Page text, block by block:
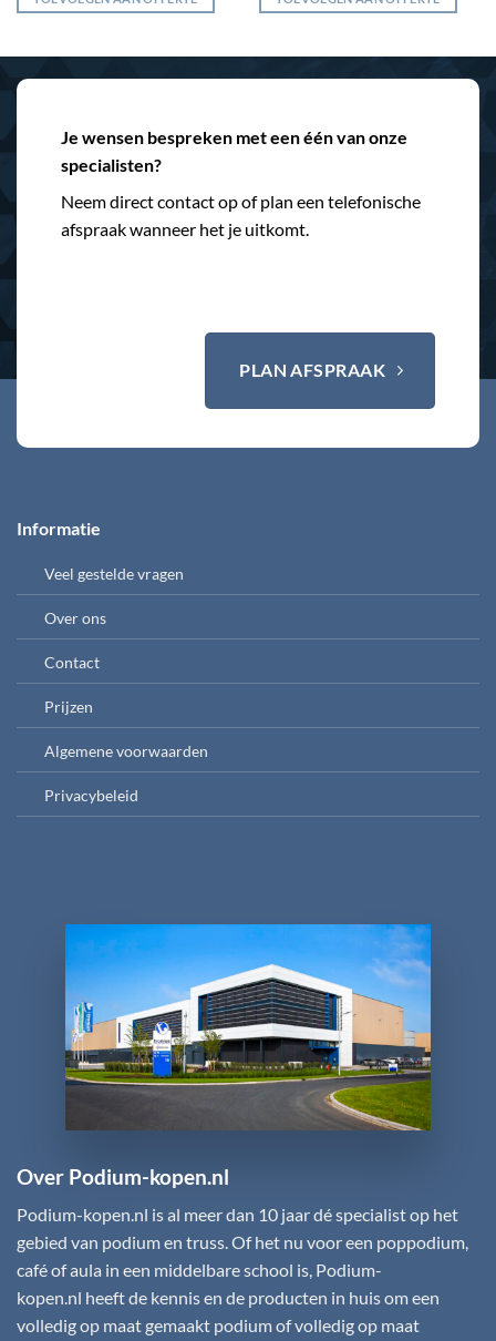
Je wensen bespreken met een één van onze
specialisten?
Neem direct contact op of plan een telefonische
afspraak wanneer het je uitkomt.
PLAN AFSPRAAK
Informatie
Veel gestelde vragen
Over ons
Contact
Prijzen
Algemene voorwaarden
Privacybeleid
Over Podium-kopen.nl
Podium-kopen.nl is al meer dan 10 jaar dé specialist op het
gebied van podium en truss. Of het nu voor een poppodium,
café of aula in een middelbare school is, Podium-
kopen.nl heeft de kennis en de producten in huis om een
volledig op maat gemaakt podium of volledig op maat